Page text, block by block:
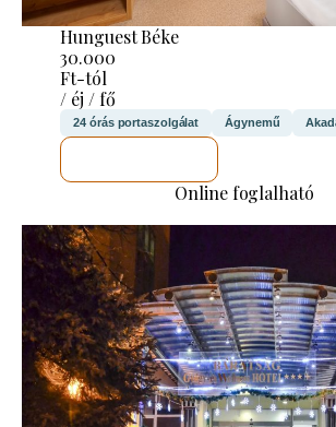
Hunguest Béke
30.000
Ft-tól
/ éj / fő
24 órás portaszolgálat Ágynemű
Online foglalható